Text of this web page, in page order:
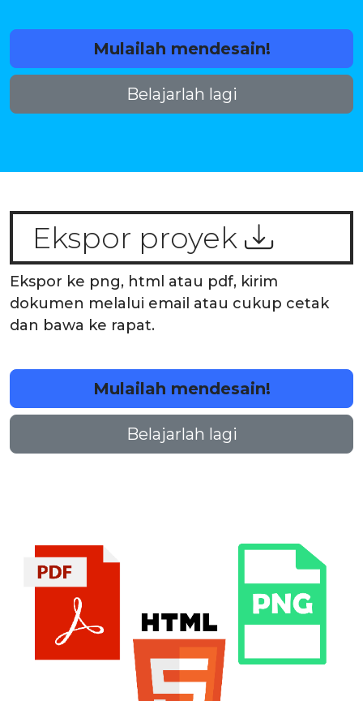
Mulailah mendesain!
Belajarlah lagi
Ekspor proyek
Ekspor ke png, html atau pdf, kirim
dokumen melalui email atau cukup cetak
dan bawa ke rapat.
Mulailah mendesain!
Belajarlah lagi